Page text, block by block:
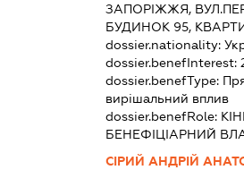
ЗАПОРІЖЖЯ,
БУДИНОК 95,
dossier.nationality:
dossier.benefInterest:
dossier.benefType:
вирішальний вплив
dossier.benefRole:
БЕНЕФІЦІАРНИЙ
СІРИЙ АНДРІЙ